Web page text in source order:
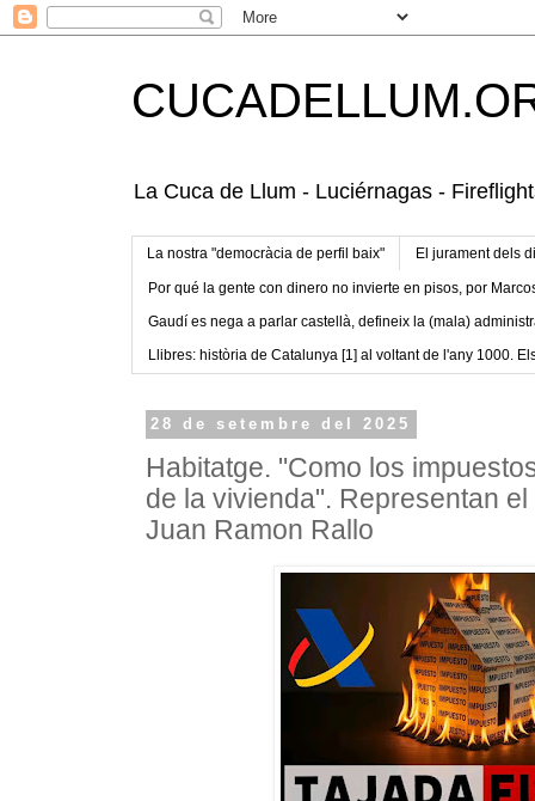
La Cuca de Llum - Luciérnagas -
La nostra "democràcia de perfil baix" El jurament dels
Por qué la gente con dinero no invierte en pisos, por
Gaudí es nega a parlar castellà, defineix la (mala)
Llibres: història de Catalunya [1] al voltant de l'any 1000.
28 de setembre del 2025
Habitatge. "Como los
de la vivienda". Representan
Juan Ramon Rallo